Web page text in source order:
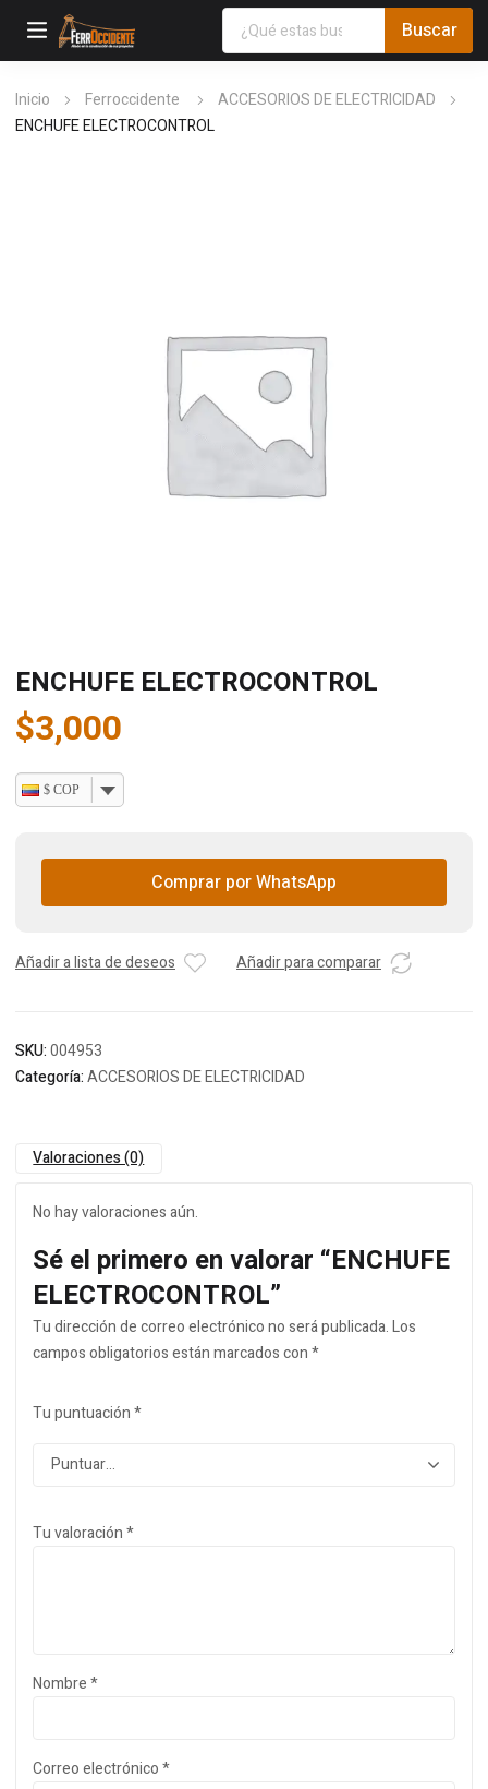
Inicio Ferroccidente
ACCESORIOS DE ELECTRICIDAD
ENCHUFE ELECTROCONTROL
ENCHUFE ELECTROCONTROL
$3,000
$ COP
Comprar por WhatsApp
Añadir a lista de deseos Añadir para comparar
SKU:004953
Categoría:ACCESORIOS DE ELECTRICIDAD
Valoraciones (0)
No hay valoraciones aún.
Sé el primero en valorar “ENCHUFE
ELECTROCONTROL”
Tu dirección de correo electrónico no será publicada.Los
campos obligatorios están marcados con*
Tu puntuación*
Tu valoración*
Nombre*
Correo electrónico*